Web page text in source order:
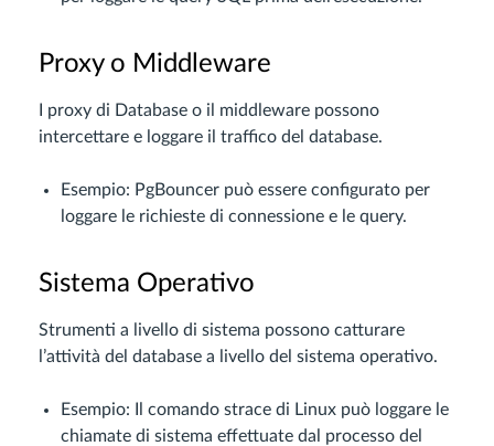
Proxy o Middleware
I proxy di Database o il middleware possono
intercettare e loggare il traffico del database.
Esempio: PgBouncer può essere configurato per
loggare le richieste di connessione e le query.
Sistema Operativo
Strumenti a livello di sistema possono catturare
l’attività del database a livello del sistema operativo.
Esempio: Il comando strace di Linux può loggare le
chiamate di sistema effettuate dal processo del